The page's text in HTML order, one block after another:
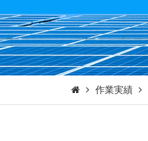
作業実績